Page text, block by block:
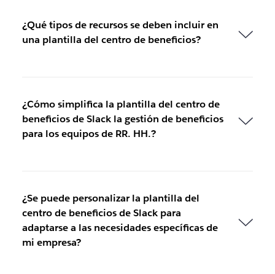
¿Qué tipos de recursos se deben incluir en
una plantilla del centro de beneficios?
¿Cómo simplifica la plantilla del centro de
beneficios de Slack la gestión de beneficios
para los equipos de RR. HH.?
¿Se puede personalizar la plantilla del
centro de beneficios de Slack para
adaptarse a las necesidades específicas de
mi empresa?